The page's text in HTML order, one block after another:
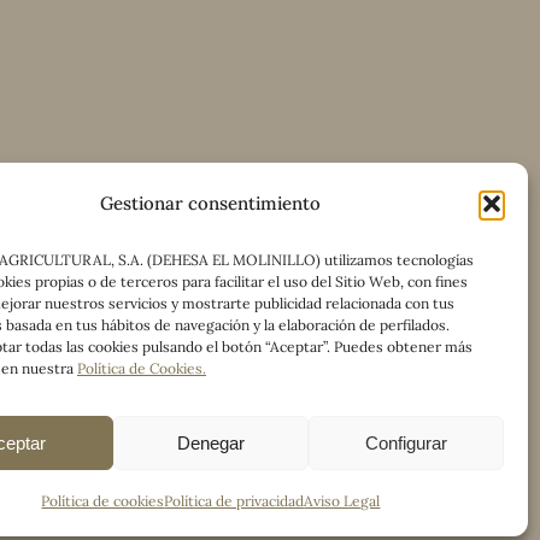
Gestionar consentimiento
S.A. (DEHESA EL MOLINILLO) utilizamos tecnologías
propias o de terceros para facilitar el uso del Sitio Web, con fines
nuestros servicios y mostrarte publicidad relacionada con tus
en tus hábitos de navegación y la elaboración de perfilados.
todas las cookies pulsando el botón “Aceptar”. Puedes obtener más
nuestraPolítica de Cookies.
Denegar Configurar
Política de cookiesPolítica de privacidadAviso Legal
FacebookLinkedin
Mail
Política de cookies (UE) Términos y Condiciones